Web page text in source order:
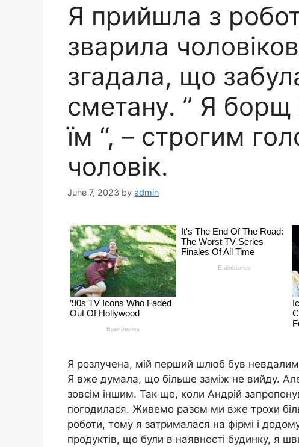
Я прийшла з
зварила
згадала, що
сметану. ” Я
їм “, – строгим
чоловік.
June 7, 2023 by admin
Я розлучена, мій перший шлюб був
Я вже думала, що більше заміж не вийду. Але
зовсім іншим. Так що, коли Андрій
погодилася. Живемо разом ми вже трохи
роботи, тому я затрималася на фірмі і
продуктів, що були в наявності будинку, я